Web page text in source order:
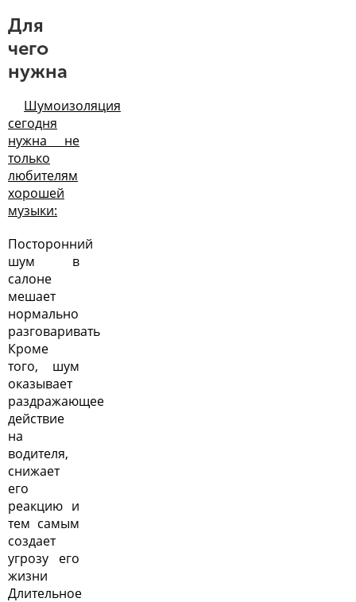
Для
чего
нужна
Шумоизоляция
сегодня
нужна не
только
любителям
хорошей
музыки:
Посторонний
шум в
салоне
мешает
нормально
разговаривать
Кроме
того, шум
оказывает
раздражающее
действие
на
водителя,
снижает
его
реакцию и
тем самым
создает
угрозу его
жизни
Длительное